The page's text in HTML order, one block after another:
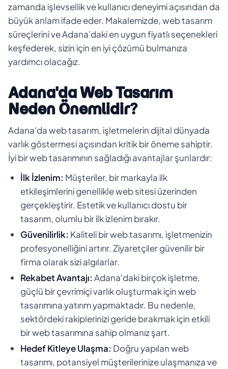
zamanda işlevsellik ve kullanıcı deneyimi açısından da
büyük anlam ifade eder. Makalemizde, web tasarım
süreçlerini ve Adana'daki en uygun fiyatlı seçenekleri
keşfederek, sizin için en iyi çözümü bulmanıza
yardımcı olacağız.
Adana'da Web Tasarım
Neden Önemlidir?
Adana'da web tasarım, işletmelerin dijital dünyada
varlık göstermesi açısından kritik bir öneme sahiptir.
İyi bir web tasarımının sağladığı avantajlar şunlardır:
İlk İzlenim: Müşteriler, bir markayla ilk
etkileşimlerini genellikle web sitesi üzerinden
gerçekleştirir. Estetik ve kullanıcı dostu bir
tasarım, olumlu bir ilk izlenim bırakır.
Güvenilirlik: Kaliteli bir web tasarımı, işletmenizin
profesyonelliğini artırır. Ziyaretçiler güvenilir bir
firma olarak sizi algılarlar.
Rekabet Avantajı: Adana'daki birçok işletme,
güçlü bir çevrimiçi varlık oluşturmak için web
tasarımına yatırım yapmaktadır. Bu nedenle,
sektördeki rakiplerinizi geride bırakmak için etkili
bir web tasarımına sahip olmanız şart.
Hedef Kitleye Ulaşma: Doğru yapılan web
tasarımı, potansiyel müşterilerinize ulaşmanıza ve